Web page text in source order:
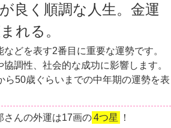
良く順調な人生。金運
れる。
などを表す2番目に重要な運勢です。
協調性、社会的な成功に影響します。
ら50歳ぐらいまでの中年期の運勢を表
さんの外運は17画の4つ星 ！